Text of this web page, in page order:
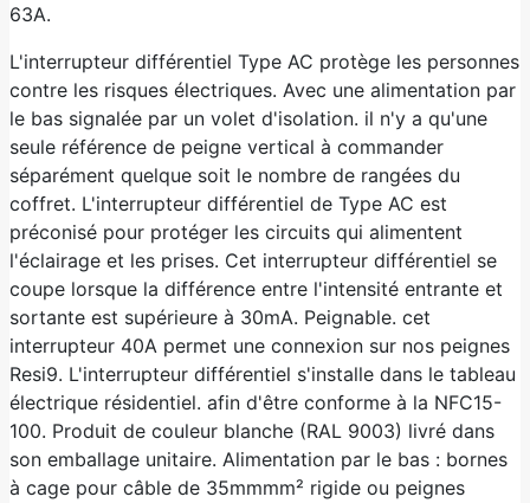
63A.
L'interrupteur différentiel Type AC protège les personnes
contre les risques électriques. Avec une alimentation par
le bas signalée par un volet d'isolation. il n'y a qu'une
seule référence de peigne vertical à commander
séparément quelque soit le nombre de rangées du
coffret. L'interrupteur différentiel de Type AC est
préconisé pour protéger les circuits qui alimentent
l'éclairage et les prises. Cet interrupteur différentiel se
coupe lorsque la différence entre l'intensité entrante et
sortante est supérieure à 30mA. Peignable. cet
interrupteur 40A permet une connexion sur nos peignes
Resi9. L'interrupteur différentiel s'installe dans le tableau
électrique résidentiel. afin d'être conforme à la NFC15-
100. Produit de couleur blanche (RAL 9003) livré dans
son emballage unitaire. Alimentation par le bas : bornes
à cage pour câble de 35mmmm² rigide ou peignes